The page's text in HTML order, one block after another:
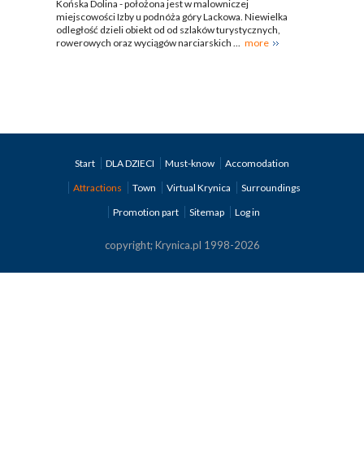
Końska Dolina - położona jest w malowniczej
miejscowości Izby u podnóża góry Lackowa. Niewielka
odległość dzieli obiekt od od szlaków turystycznych,
rowerowych oraz wyciągów narciarskich ...
more
Start DLA DZIECI Must-know
Accomodation
Attractions
Town Virtual Krynica
Surroundings
Promotion part
Sitemap Log in
copyright; Krynica.pl 1998-2026